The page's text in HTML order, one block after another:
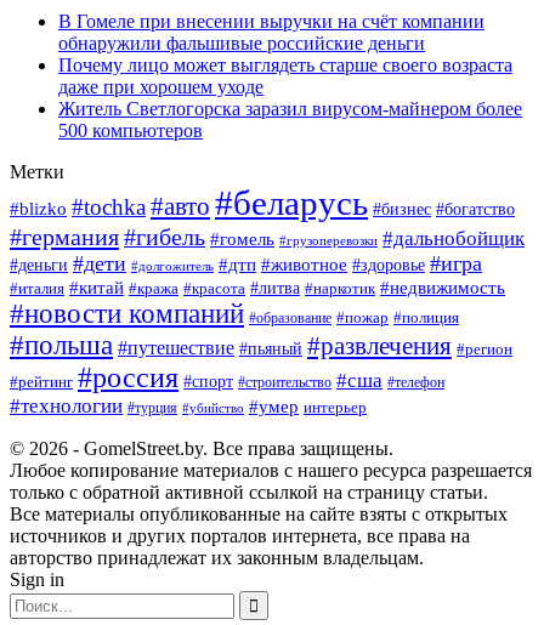
В Гомеле при внесении выручки на счёт компании
обнаружили фальшивые российские деньги
Почему лицо может выглядеть старше своего возраста
даже при хорошем уходе
Житель Светлогорска заразил вирусом-майнером более
500 компьютеров
Метки
#blizko #tochka#авто #беларусь #бизнес #богатство
#германия#гибель #гомель #грузоперевозки #дальнобойщик
#деньги #дети #долгожитель #дтп #животное #здоровье #игра
#италия #китай #кража #красота #литва #наркотик #недвижимость
#новости компаний #образование #пожар #полиция
#польша #путешествие #пьяный #развлечения #регион
#рейтинг #россия #спорт #строительство #сша #телефон
#технологии #турция #убийство #умер интерьер
© 2026 - GomelStreet.by. Все права защищены.
Любое копирование материалов с нашего ресурса разрешается
только с обратной активной ссылкой на страницу статьи.
Все материалы опубликованные на сайте взяты с открытых
источников и других порталов интернета, все права на
авторство принадлежат их законным владельцам.
Sign in